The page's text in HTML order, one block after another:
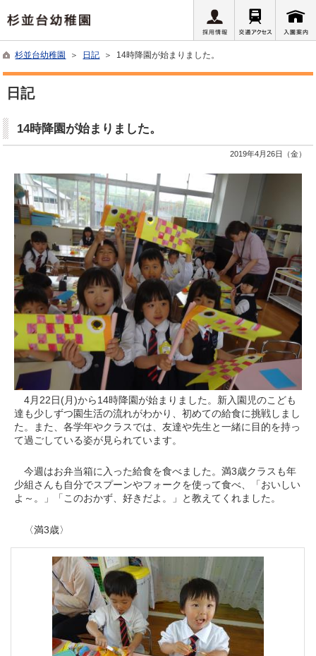
杉並台幼稚園 ＞ 日記 ＞ 14時降園が始まりました。
日記
14時降園が始まりました。
2019年4月26日（金）
4月22日(月)から14時降園が始まりました。新入園児のこども
達も少しずつ園生活の流れがわかり、初めての給食に挑戦しまし
た。また、各学年やクラスでは、友達や先生と一緒に目的を持っ
て過ごしている姿が見られています。
今週はお弁当箱に入った給食を食べました。満3歳クラスも年
少組さんも自分でスプーンやフォークを使って食べ、「おいしい
よ～。」「このおかず、好きだよ。」と教えてくれました。
〈満3歳〉